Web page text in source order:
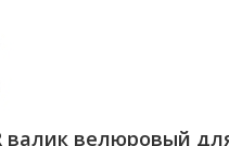
валик велюровый